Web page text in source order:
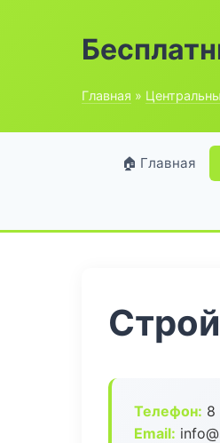
Главная »
🏠 Главная
Телефон: 8
Email: